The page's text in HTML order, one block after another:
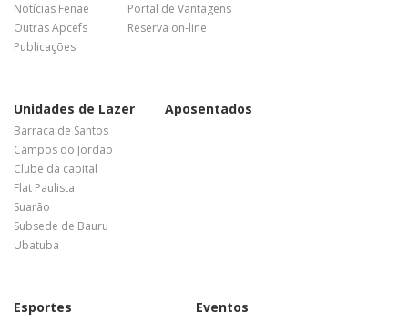
Notícias Fenae
Outras Apcefs
Publicações
Portal de Vantagens
Reserva on-line
Unidades de Lazer
Barraca de Santos
Campos do Jordão
Clube da capital
Flat Paulista
Suarão
Subsede de Bauru
Ubatuba
Aposentados
Esportes Eventos